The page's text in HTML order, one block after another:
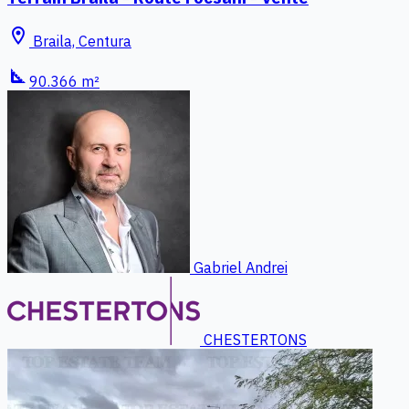
location_on Braila, Centura
square_foot 90.366 m²
Gabriel Andrei
CHESTERTONS